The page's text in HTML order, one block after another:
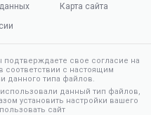
Карта сайта
свое согласие на
с настоящим
данного типа файлов.
данный тип файлов,
установить настройки вашего
сайт